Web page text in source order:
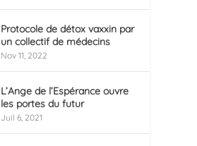
Protocole de détox vaxxin par
un collectif de médecins
Nov 11, 2022
L’Ange de l’Espérance ouvre
les portes du futur
Juil 6, 2021